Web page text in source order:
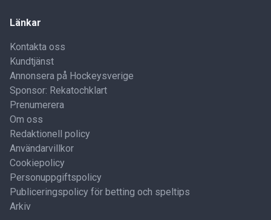
Länkar
Kontakta oss
Kundtjänst
Annonsera på Hockeysverige
Sponsor: Rekatochklart
Prenumerera
Om oss
Redaktionell policy
Användarvillkor
Cookiepolicy
Personuppgiftspolicy
Publiceringspolicy för betting och speltips
Arkiv